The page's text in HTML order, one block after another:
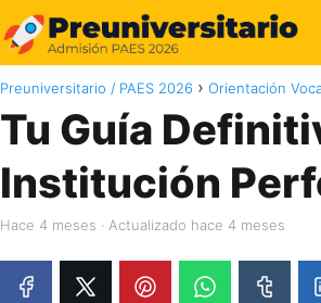
Preuniversitario / PAES 2026 Orientación
Tu Guía
Institución
hace 4 meses · Actualizado hace 4 meses